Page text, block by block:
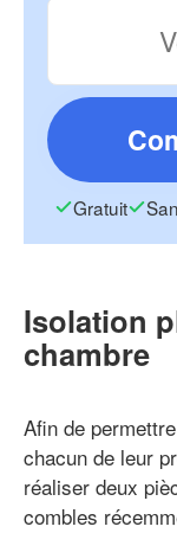
Gratuit
Isolation
chambre
Afin de
chacun de leur
réaliser deux
combles